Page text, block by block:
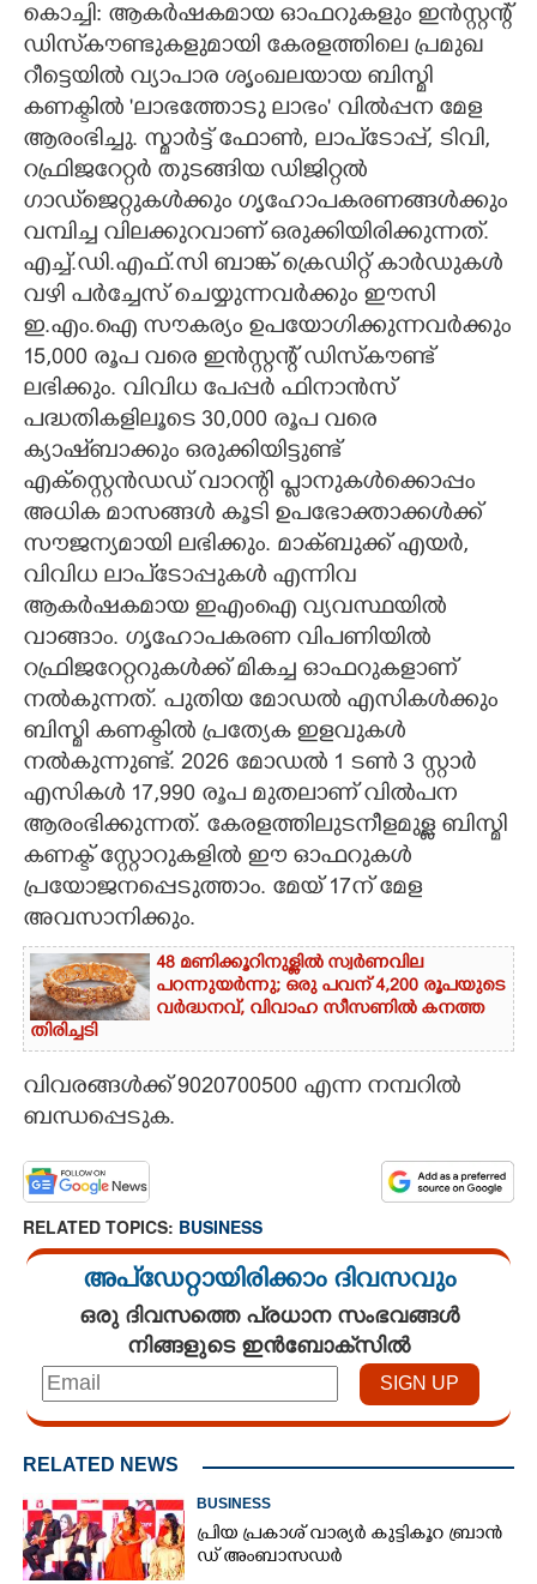
CARTOONS
LITERATURE
ZOOM
CONTACT US
കൊച്ചി: ആകർഷകമായ ഓഫറുകളും ഇൻസ്റ്റന്റ്
ഡിസ്‌കൗണ്ടുകളുമായി കേരളത്തിലെ പ്രമുഖ
റീട്ടെയിൽ വ്യാപാര ശൃംഖലയായ ബിസ്മി
കണക്ടിൽ 'ലാഭത്തോടു ലാഭം' വിൽപ്പന മേള
ആരംഭിച്ചു. സ്മാർട്ട് ഫോൺ, ലാപ്ടോപ്പ്, ടിവി,
റഫ്രിജറേറ്റർ തുടങ്ങിയ ഡിജിറ്റൽ
ഗാഡ്‌ജെറ്റുകൾക്കും ഗൃഹോപകരണങ്ങൾക്കും
വമ്പിച്ച വിലക്കുറവാണ് ഒരുക്കിയിരിക്കുന്നത്.
എച്ച്.ഡി.എഫ്.സി ബാങ്ക് ക്രെഡിറ്റ് കാർഡുകൾ
വഴി പർച്ചേസ് ചെയ്യുന്നവർക്കും ഈസി
ഇ.എം.ഐ സൗകര്യം ഉപയോഗിക്കുന്നവർക്കും
15,000 രൂപ വരെ ഇൻസ്റ്റന്റ് ഡിസ്‌കൗണ്ട്
ലഭിക്കും. വിവിധ പേപ്പർ ഫിനാൻസ്
പദ്ധതികളിലൂടെ 30,000 രൂപ വരെ
ക്യാഷ്ബാക്കും ഒരുക്കിയിട്ടുണ്ട്
എക്സ്റ്റെൻഡഡ് വാറന്റി പ്ലാനുകൾക്കൊപ്പം
അധിക മാസങ്ങൾ കൂടി ഉപഭോക്താക്കൾക്ക്
സൗജന്യമായി ലഭിക്കും. മാക്ബുക്ക് എയർ,
വിവിധ ലാപ്ടോപ്പുകൾ എന്നിവ
ആകർഷകമായ ഇഎംഐ വ്യവസ്ഥയിൽ
വാങ്ങാം. ഗൃഹോപകരണ വിപണിയിൽ
റഫ്രിജറേറ്ററുകൾക്ക് മികച്ച ഓഫറുകളാണ്
നൽകുന്നത്. പുതിയ മോഡൽ എസികൾക്കും
ബിസ്മി കണക്ടിൽ പ്രത്യേക ഇളവുകൾ
നൽകുന്നുണ്ട്. 2026 മോഡൽ 1 ടൺ 3 സ്റ്റാർ
എസികൾ 17,990 രൂപ മുതലാണ് വിൽപന
ആരംഭിക്കുന്നത്. കേരളത്തിലുടനീളമുള്ള ബിസ്മി
കണക്ട് സ്റ്റോറുകളിൽ ഈ ഓഫറുകൾ
പ്രയോജനപ്പെടുത്താം. മേയ് 17ന് മേള
അവസാനിക്കും.
48 മണിക്കൂറിനുള്ളിൽ സ്വർണവില
പറന്നുയർന്നു; ഒരു പവന് 4,200 രൂപയുടെ
വർദ്ധനവ്, വിവാഹ സീസണിൽ കനത്ത
തിരിച്ചടി
വിവരങ്ങൾക്ക് 9020700500 എന്ന നമ്പറിൽ
ബന്ധപ്പെടുക.
RELATED TOPICS: BUSINESS
അപ്ഡേറ്റായിരിക്കാം ദിവസവും
ഒരു ദിവസത്തെ പ്രധാന സംഭവങ്ങൾ
നിങ്ങളുടെ ഇൻബോക്സിൽ
RELATED NEWS
BUSINESS
പ്രി​യ​ ​പ്ര​കാ​ശ് ​വാ​ര്യർ കു​ട്ടി​കൂ​റ​ ​ ബ്രാ​ൻ​
ഡ് ​അം​ബാ​സ​ഡ​ർ